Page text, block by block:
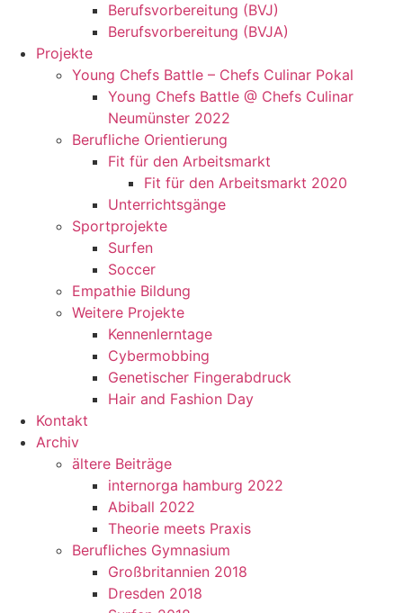
Berufsvorbereitung (BVJ)
Berufsvorbereitung (BVJA)
Projekte
Young Chefs Battle – Chefs Culinar Pokal
Young Chefs Battle @ Chefs Culinar
Neumünster 2022
Berufliche Orientierung
Fit für den Arbeitsmarkt
Fit für den Arbeitsmarkt 2020
Unterrichtsgänge
Sportprojekte
Surfen
Soccer
Empathie Bildung
Weitere Projekte
Kennenlerntage
Cybermobbing
Genetischer Fingerabdruck
Hair and Fashion Day
Kontakt
Archiv
ältere Beiträge
internorga hamburg 2022
Abiball 2022
Theorie meets Praxis
Berufliches Gymnasium
Großbritannien 2018
Dresden 2018